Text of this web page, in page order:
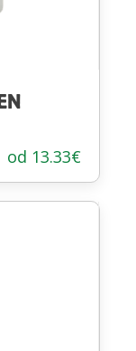
od 13.33€